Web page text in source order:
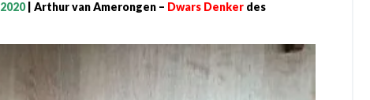
2020| Arthur van Amerongen – Dwars Denker des